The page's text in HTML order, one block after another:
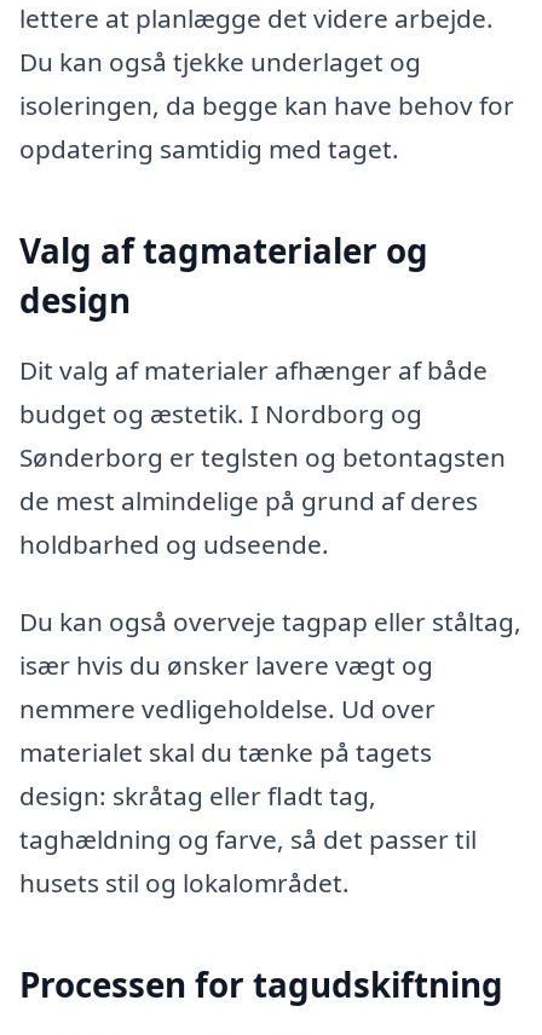
lettere at planlægge det videre arbejde.
Du kan også tjekke underlaget og
isoleringen, da begge kan have behov for
opdatering samtidig med taget.
Valg af tagmaterialer og
design
Dit valg af materialer afhænger af både
budget og æstetik. I Nordborg og
Sønderborg er teglsten og betontagsten
de mest almindelige på grund af deres
holdbarhed og udseende.
Du kan også overveje tagpap eller ståltag,
især hvis du ønsker lavere vægt og
nemmere vedligeholdelse. Ud over
materialet skal du tænke på tagets
design: skråtag eller fladt tag,
taghældning og farve, så det passer til
husets stil og lokalområdet.
Processen for tagudskiftning